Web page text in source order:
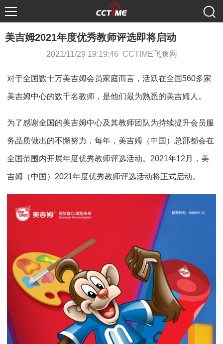
美吉姆2021年度优秀教师评选即将启动
2021/11/29 19:19:46 CCTIME飞象网
对于全国数十万美吉姆会员家庭而言，活跃在全国560多家
美吉姆中心的数千名教师，是他们最为熟悉的美吉姆人。
为了感谢全国的美吉姆中心及其教师团队为持续提升会员服
务品质做出的不懈努力，每年，美吉姆（中国）总部都会在
全国范围内开展年度优秀教师评选活动。2021年12月，美
吉姆（中国）2021年度优秀教师评选活动将正式启动。